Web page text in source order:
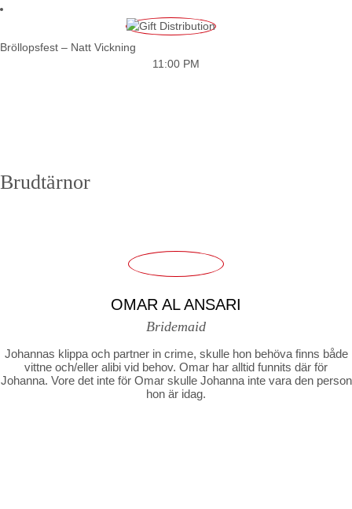
Bröllopsfest – Natt Vickning
11:00 PM
Brudtärnor
OMAR AL ANSARI
Bridemaid
Johannas klippa och partner in crime, skulle hon behöva finns både
vittne och/eller alibi vid behov. Omar har alltid funnits där för
Johanna. Vore det inte för Omar skulle Johanna inte vara den person
hon är idag.